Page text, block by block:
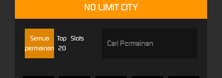
NO LIMIT CITY
Semua
permainan
Top
20
Slots